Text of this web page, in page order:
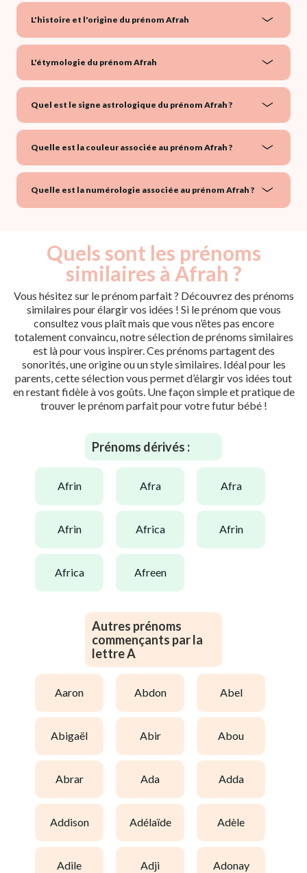
L'histoire et l'origine du prénom Afrah
L'étymologie du prénom Afrah
Quel est le signe astrologique du prénom Afrah ?
Quelle est la couleur associée au prénom Afrah ?
Quelle est la numérologie associée au prénom Afrah ?
Quels sont les prénoms
similaires à Afrah ?
Vous hésitez sur le prénom parfait ? Découvrez des prénoms
similaires pour élargir vos idées ! Si le prénom que vous
consultez vous plaît mais que vous n’êtes pas encore
totalement convaincu, notre sélection de prénoms similaires
est là pour vous inspirer. Ces prénoms partagent des
sonorités, une origine ou un style similaires. Idéal pour les
parents, cette sélection vous permet d’élargir vos idées tout
en restant fidèle à vos goûts. Une façon simple et pratique de
trouver le prénom parfait pour votre futur bébé !
Prénoms dérivés :
afrin afra afra
afrin africa afrin
africa afreen
Autres prénoms
commençants par la
lettre A
aaron abdon abel
abigaël abir abou
abrar ada adda
addison adélaïde adèle
adile adji adonay